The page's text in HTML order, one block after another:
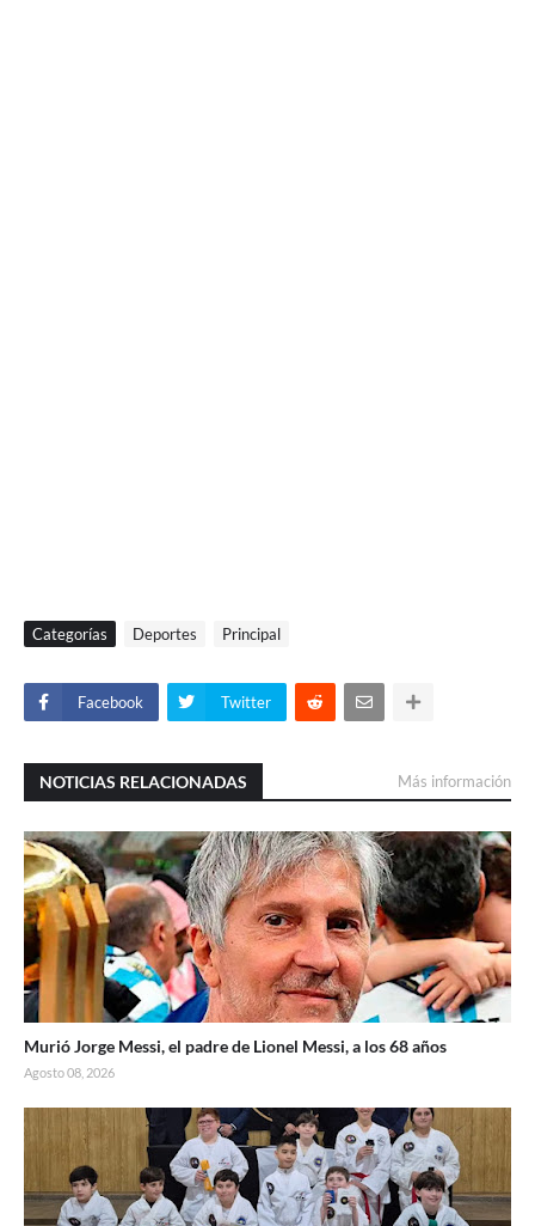
Categorías Deportes Principal
Facebook Twitter
NOTICIAS RELACIONADAS Más información
Murió Jorge Messi, el padre de Lionel Messi, a los 68 años
Agosto 08, 2026